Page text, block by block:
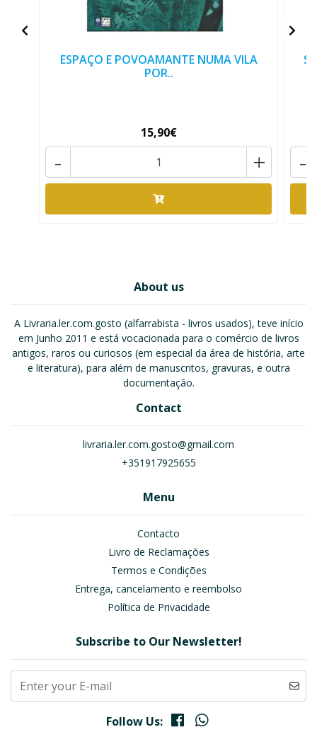
ESPAÇO E POVOAMANTE NUMA VILA
POR..
15,90€
+
- -
About us
A Livraria.ler.com.gosto (alfarrabista - livros usados), teve início
em Junho 2011 e está vocacionada para o comércio de livros
antigos, raros ou curiosos (em especial da área de história, arte
e literatura), para além de manuscritos, gravuras, e outra
documentação.
Contact
livraria.ler.com.gosto@gmail.com
+351917925655
Menu
Contacto
Livro de Reclamações
Termos e Condições
Entrega, cancelamento e reembolso
Política de Privacidade
Subscribe to Our Newsletter!
Follow Us: